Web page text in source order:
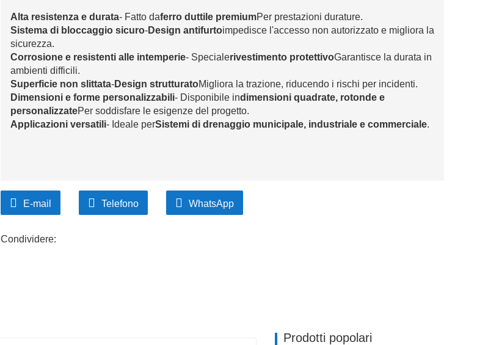
Alta resistenza e durata- Fatto daferro duttile premiumPer prestazioni durature.
Sistema di bloccaggio sicuro-Design antifurtoimpedisce l'accesso non autorizzato e migliora la
sicurezza.
Corrosione e resistenti alle intemperie- Specialerivestimento protettivoGarantisce la durata in
ambienti difficili.
Superficie non slittata-Design strutturatoMigliora la trazione, riducendo i rischi per incidenti.
Dimensioni e forme personalizzabili- Disponibile indimensioni quadrate, rotonde e
personalizzatePer soddisfare le esigenze del progetto.
Applicazioni versatili- Ideale perSistemi di drenaggio municipale, industriale e commerciale.
E-mail Telefono WhatsApp
Condividere:
Prodotti popolari